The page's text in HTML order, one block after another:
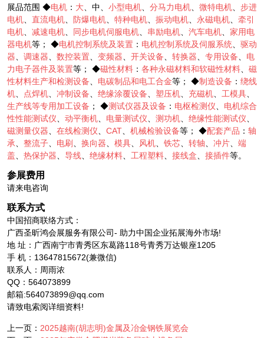
展品范围 ◆电机 ： 大 、中、 小型电机 分马力电机 微特电机
步进
电机
直流电机 防爆电机 特种电机 振动电机 永磁电机
牵引
电机
减速电机 同步电机伺服电机 串励电机 汽车电机
家用电
器电机等； ◆电机控制系统及装置 ： 电机控制系统及伺服系统
驱动
器
调速器 数控装置 变频器 开关设备 转换器 专用设备
电
力电子器件及装置等； ◆磁性材料 ： 各种永磁材料和软磁性材料
磁
性材料生产和检测设备
电碳制品和电工合金等； ◆制造设备 ： 绕线
机
点焊机 冲制设备 绝缘涂覆设备 塑压机 充磁机 工模具
生产线等专用加工设备 ； ◆测试仪器及设备 ： 电枢检测仪
电机综合
性性能测试仪
动平衡机 电量测试仪 测功机 绝缘性能测试仪
磁测量仪器
在线检测仪 CAT 机械检验设备等； ◆配套产品 ： 轴
承
整流子 电刷 换向器 模具 风机 铁芯 转轴 冲片
端
盖
热保护器 导线 绝缘材料 工程塑料 接线盒 接插件等。
参展费用
请来电咨询
联系方式
中国招商联络方式：
广西圣昕鸿会展服务有限公司- 助力中国企业拓展海外市场!
地 址：广西南宁市青秀区东葛路118号青秀万达银座1205
手 机：13647815672(兼微信)
联系人：周雨浓
QQ：564073899
邮箱:564073899@qq.com
请致电索阅详细资料!
上一页： 2025越南(胡志明)金属及冶金钢铁展览会